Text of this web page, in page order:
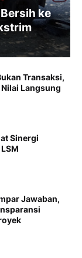
ke
Transaksi,
Nilai Langsung
Sinergi
Jawaban,